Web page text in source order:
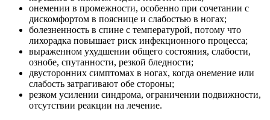
онемении в промежности, особенно при сочетании с
дискомфортом в пояснице и слабостью в ногах;
болезненность в спине с температурой, потому что
лихорадка повышает риск инфекционного процесса;
выраженном ухудшении общего состояния, слабости,
ознобе, спутанности, резкой бледности;
двусторонних симптомах в ногах, когда онемение или
слабость затрагивают обе стороны;
резком усилении синдрома, ограничении подвижности,
отсутствии реакции на лечение.